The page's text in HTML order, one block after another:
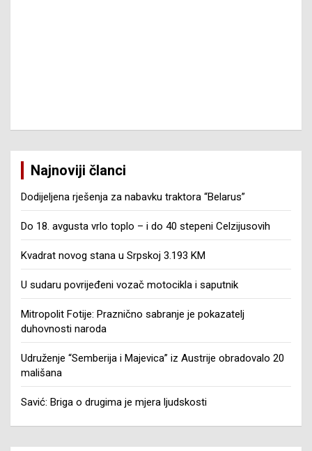
Najnoviji članci
Dodijeljena rješenja za nabavku traktora “Belarus”
Do 18. avgusta vrlo toplo – i do 40 stepeni Celzijusovih
Kvadrat novog stana u Srpskoj 3.193 KM
U sudaru povrijeđeni vozač motocikla i saputnik
Mitropolit Fotije: Praznično sabranje je pokazatelj
duhovnosti naroda
Udruženje “Semberija i Majevica” iz Austrije obradovalo 20
mališana
Savić: Briga o drugima je mjera ljudskosti